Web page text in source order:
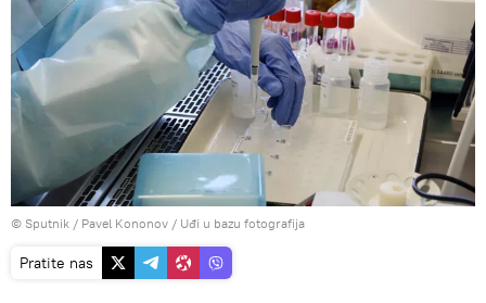
© Sputnik / Pavel Kononov / Uđi u bazu fotografija
Pratite nas